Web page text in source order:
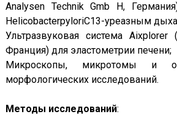
Analysen Technik Gmb H,
HelicobacterpyloriC13-уреазным
Ультразвуковая система Aixplorer
Франция) для эластометрии печени;
Микроскопы, микротомы и
морфологических исследований.
Методы исследований: